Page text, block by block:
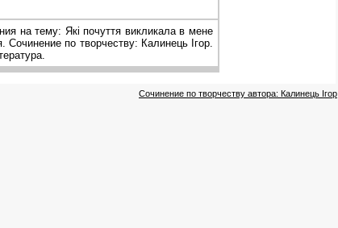
на тему: Які почуття викликала в мене
Сочинение по творчеству: Калинець Ігор.
Сочинение по творчеству автора: Калинець Ігор